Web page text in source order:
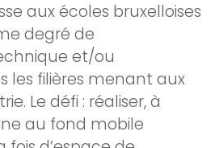
aux écoles bruxelloises
degré de
et/ou
les filières menant aux
Le défi : réaliser, à
au fond mobile